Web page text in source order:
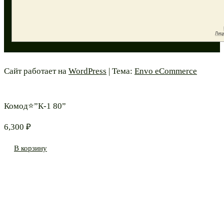
Сайт работает на WordPress | Тема: Envo eCommerce
Комод⭐”К-1 80”
6,300 ₽
В корзину